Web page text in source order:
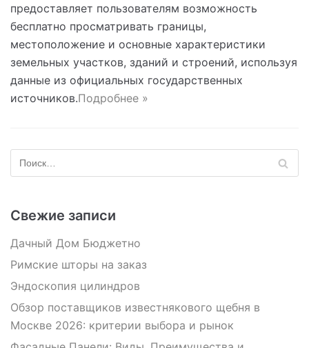
предоставляет пользователям возможность
бесплатно просматривать границы,
местоположение и основные характеристики
земельных участков, зданий и строений, используя
данные из официальных государственных
источников.Подробнее »
Свежие записи
Дачный Дом Бюджетно
Римские шторы на заказ
Эндоскопия цилиндров
Обзор поставщиков известнякового щебня в
Москве 2026: критерии выбора и рынок